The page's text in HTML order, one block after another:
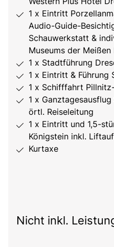
1 x Eintritt
Audio-Guide-
Schauwerkstatt &
Museums der
1 x Stadtführung
1 x Eintritt & Führung
1 x Schifffahrt
1 x
örtl. Reiseleitung
1 x Eintritt und 1,5-
Königstein inkl.
Kurtaxe
Nicht inkl.